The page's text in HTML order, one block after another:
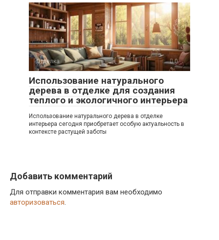
Отделка 0
Использование натурального
дерева в отделке для создания
теплого и экологичного интерьера
Использование натурального дерева в отделке
интерьера сегодня приобретает особую актуальность в
контексте растущей заботы
Добавить комментарий
Для отправки комментария вам необходимо
авторизоваться